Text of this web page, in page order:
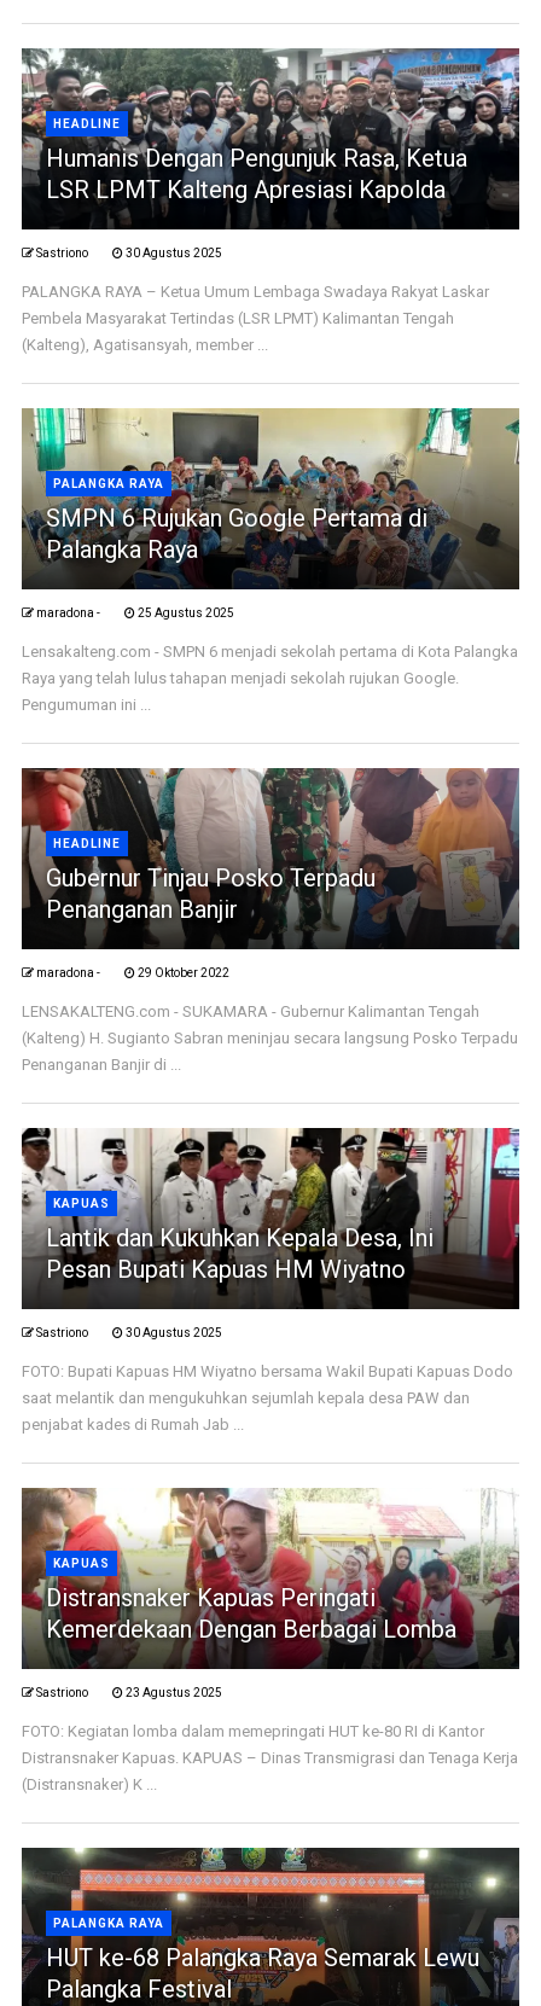
HEADLINE
Humanis Dengan Pengunjuk Rasa, Ketua
LSR LPMT Kalteng Apresiasi Kapolda
Sastriono 30 Agustus 2025
PALANGKA RAYA – Ketua Umum Lembaga Swadaya Rakyat Laskar
Pembela Masyarakat Tertindas (LSR LPMT) Kalimantan Tengah
(Kalteng), Agatisansyah, member ...
PALANGKA RAYA
SMPN 6 Rujukan Google Pertama di
Palangka Raya
maradona - 25 Agustus 2025
Lensakalteng.com - SMPN 6 menjadi sekolah pertama di Kota Palangka
Raya yang telah lulus tahapan menjadi sekolah rujukan Google.
Pengumuman ini ...
HEADLINE
Gubernur Tinjau Posko Terpadu
Penanganan Banjir
maradona - 29 Oktober 2022
LENSAKALTENG.com - SUKAMARA - Gubernur Kalimantan Tengah
(Kalteng) H. Sugianto Sabran meninjau secara langsung Posko Terpadu
Penanganan Banjir di ...
KAPUAS
Lantik dan Kukuhkan Kepala Desa, Ini
Pesan Bupati Kapuas HM Wiyatno
Sastriono 30 Agustus 2025
FOTO: Bupati Kapuas HM Wiyatno bersama Wakil Bupati Kapuas Dodo
saat melantik dan mengukuhkan sejumlah kepala desa PAW dan
penjabat kades di Rumah Jab ...
KAPUAS
Distransnaker Kapuas Peringati
Kemerdekaan Dengan Berbagai Lomba
Sastriono 23 Agustus 2025
FOTO: Kegiatan lomba dalam memepringati HUT ke-80 RI di Kantor
Distransnaker Kapuas. KAPUAS – Dinas Transmigrasi dan Tenaga Kerja
(Distransnaker) K ...
PALANGKA RAYA
HUT ke-68 Palangka Raya Semarak Lewu
Palangka Festival